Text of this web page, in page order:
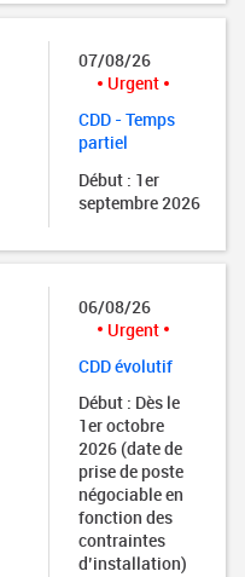
07/08/26
Urgent
CDD - Temps
partiel
Début : 1er
septembre 2026
06/08/26
Urgent
CDD évolutif
Début : Dès le
1er octobre
2026 (date de
prise de poste
négociable en
fonction des
contraintes
d’installation)